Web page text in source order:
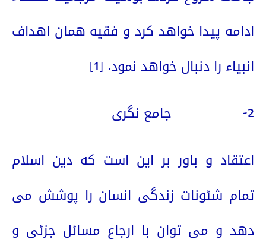
ادامه پیدا خواهد کرد و فقیه همان اهداف
انبیاء را دنبال خواهد نمود. [1]
2-
جامع نگری
اعتقاد و باور بر این است که دین اسلام
تمام شئونات زندگی انسان را پوشش می
دهد و می توان با ارجاع مسائل جزئی و